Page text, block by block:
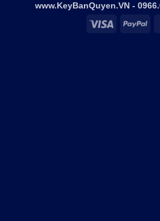
www.KeyBanQuyen.VN -
Visa